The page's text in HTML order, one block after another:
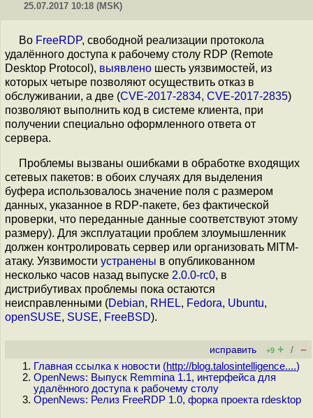
25.07.2017 10:18 (MSK)
Во FreeRDP, свободной реализации протокола
удалённого доступа к рабочему столу RDP (Remote
Desktop Protocol), выявлено шесть уязвимостей, из
которых четыре позволяют осуществить отказ в
обслуживании, а две (CVE-2017-2834, CVE-2017-2835)
позволяют выполнить код в системе клиента, при
получении специально оформленного ответа от
сервера.
Проблемы вызваны ошибками в обработке входящих
сетевых пакетов: в обоих случаях для выделения
буфера использовалось значение поля с размером
данных, указанное в RDP-пакете, без фактической
проверки, что переданные данные соответствуют этому
размеру). Для эксплуатации проблем злоумышленник
должен контролировать сервер или организовать MITM-
атаку. Уязвимости устранены в опубликованном
несколько часов назад выпуске 2.0.0-rc0, в
дистрибутивах проблемы пока остаются
неисправленными (Debian, RHEL, Fedora, Ubuntu,
openSUSE, SUSE, FreeBSD).
исправить +9 + / –
Главная ссылка к новости (http://blog.talosintelligence....)
OpenNews: Выпуск Remmina 1.1, интерфейса для
удалённого доступа к рабочему столу
OpenNews: Релиз FreeRDP 1.0, форка проекта rdesktop